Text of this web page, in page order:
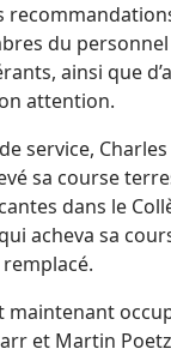
du
ainsi que
attention.
service,
sa course
dans le
acheva sa
remplacé.
maintenant
et Martin